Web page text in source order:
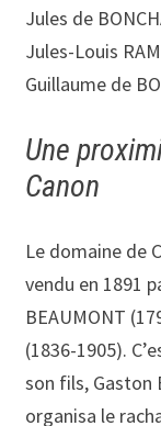
Jules de
Jules-Louis
Guillaume de
Une
Canon
Le domaine de
vendu en 1891
BEAUMONT
(1836-1905).
son fils, Gaston
organisa le